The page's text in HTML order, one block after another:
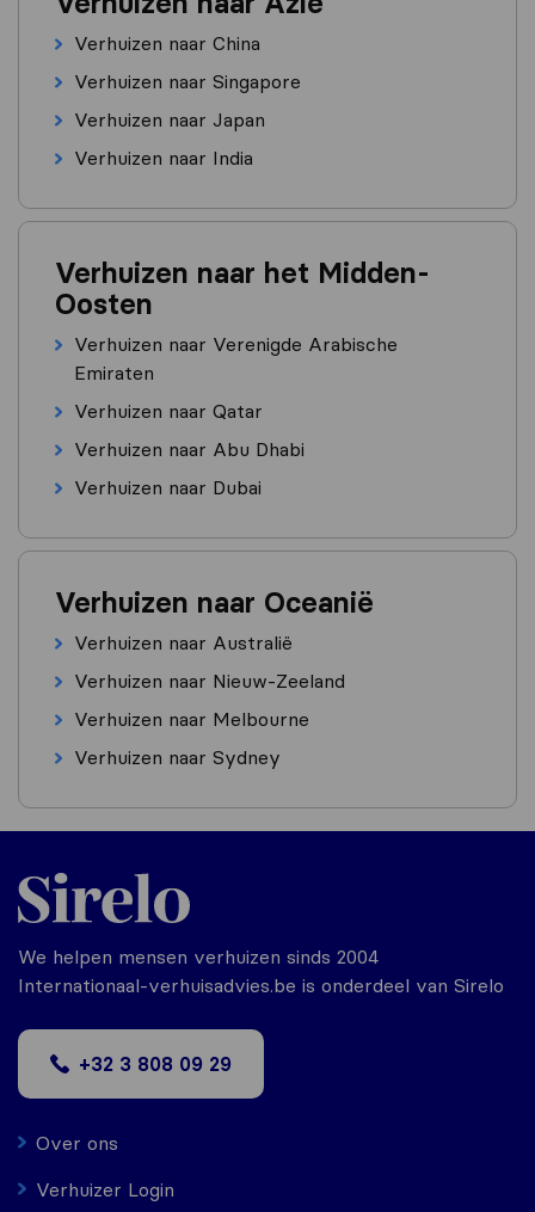
Verhuizen naar China
Verhuizen naar Singapore
Verhuizen naar Japan
Verhuizen naar India
Verhuizen naar het Midden-
Oosten
Verhuizen naar Verenigde Arabische
Emiraten
Verhuizen naar Qatar
Verhuizen naar Abu Dhabi
Verhuizen naar Dubai
Verhuizen naar Oceanië
Verhuizen naar Australië
Verhuizen naar Nieuw-Zeeland
Verhuizen naar Melbourne
Verhuizen naar Sydney
We helpen mensen verhuizen sinds 2004
Internationaal-verhuisadvies.be is onderdeel van Sirelo
+32 3 808 09 29
Over ons
Verhuizer Login